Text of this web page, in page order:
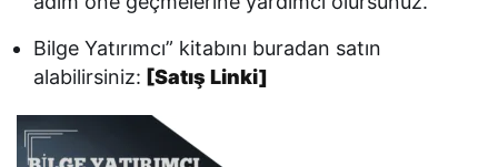
Bilge Yatırımcı” kitabını buradan satın
alabilirsiniz: [Satış Linki]